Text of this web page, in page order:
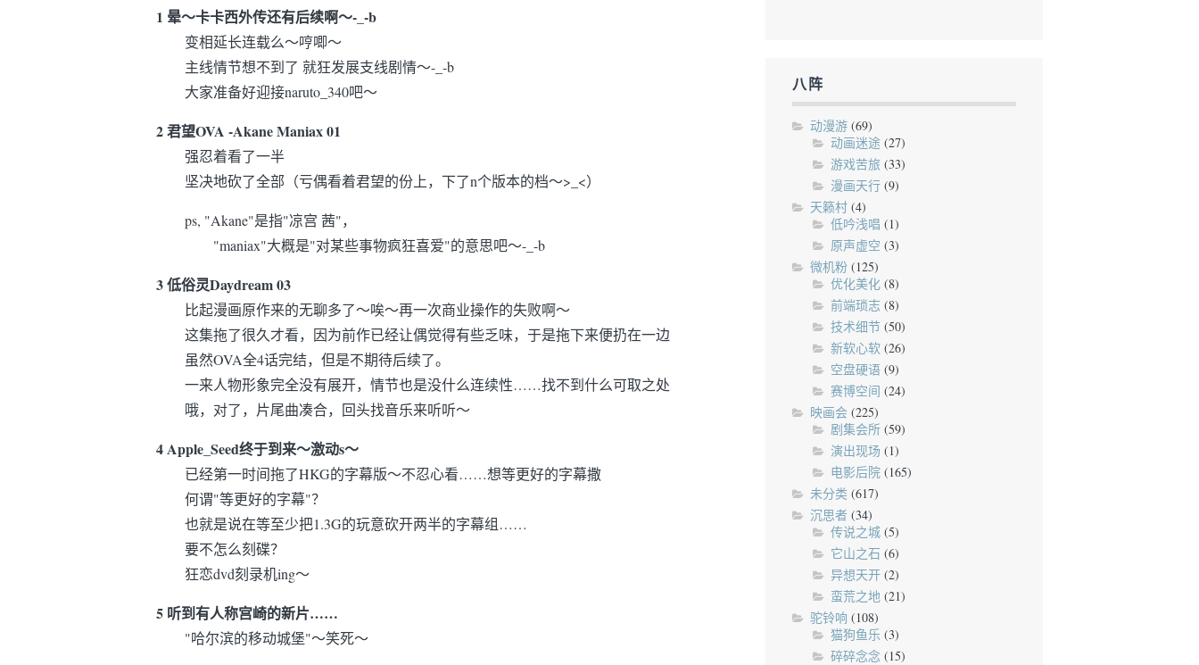
1 晕～卡卡西外传还有后续啊～-_-b
变相延长连载么～哼唧～
主线情节想不到了 就狂发展支线剧情～-_-b
大家准备好迎接naruto_340吧～
2 君望OVA -Akane Maniax 01
强忍着看了一半
坚决地砍了全部（亏偶看着君望的份上，下了n个版本的档～>_<）
ps, "Akane"是指"凉宫 茜"，
"maniax"大概是"对某些事物疯狂喜爱"的意思吧～-_-b
3 低俗灵Daydream 03
比起漫画原作来的无聊多了～唉～再一次商业操作的失败啊～
这集拖了很久才看，因为前作已经让偶觉得有些乏味，于是拖下来便扔在一边
虽然OVA全4话完结，但是不期待后续了。
一来人物形象完全没有展开，情节也是没什么连续性……找不到什么可取之处
哦，对了，片尾曲凑合，回头找音乐来听听～
4 Apple_Seed终于到来～激动s～
已经第一时间拖了HKG的字幕版～不忍心看……想等更好的字幕撒
何谓"等更好的字幕"？
也就是说在等至少把1.3G的玩意砍开两半的字幕组……
要不怎么刻碟？
狂恋dvd刻录机ing～
5 听到有人称宫崎的新片……
"哈尔滨的移动城堡"～笑死～
八阵
动漫游(69)
动画迷途(27)
游戏苦旅(33)
漫画天行(9)
天籁村(4)
低吟浅唱 (1)
原声虚空 (3)
微机粉(125)
优化美化(8)
前端琐志(8)
技术细节(50)
新软心软(26)
空盘硬语(9)
赛博空间 (24)
映画会(225)
剧集会所(59)
演出现场 (1)
电影后院(165)
未分类 (617)
沉思者(34)
传说之城(5)
它山之石 (6)
异想天开(2)
蛮荒之地(21)
驼铃响 (108)
猫狗鱼乐 (3)
碎碎念念 (15)